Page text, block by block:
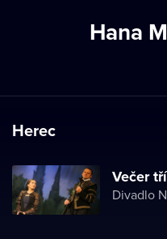
Hana
Herec
Večer
Divadlo